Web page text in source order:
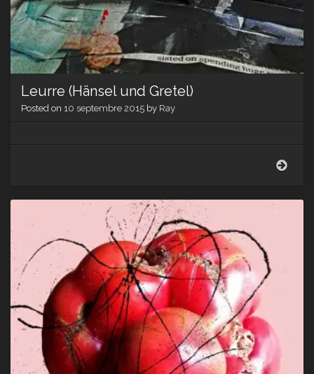
out
Leurre (Hänsel und Gretel)
Posted on 10 septembre 2015 by Ray